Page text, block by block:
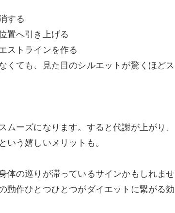
する
置へ引き上げる
ストラインを作る
くても、見た目のシルエットが驚くほどス
ーズになります。すると代謝が上がり、
う嬉しいメリットも。
体の巡りが滞っているサインかもしれませ
動作ひとつひとつがダイエットに繋がる効